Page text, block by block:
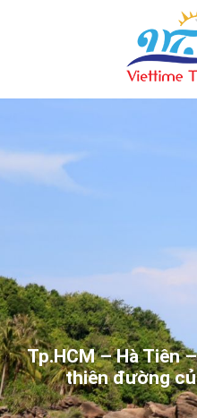
Tp.HCM – Hà Tiên
thiên đường